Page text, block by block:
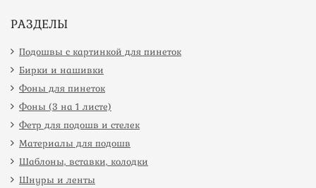
РАЗДЕЛЫ
Подошвы с картинкой для пинеток
Бирки и нашивки
Фоны для пинеток
Фоны (3 на 1 листе)
Фетр для подошв и стелек
Материалы для подошв
Шаблоны, вставки, колодки
Шнуры и ленты